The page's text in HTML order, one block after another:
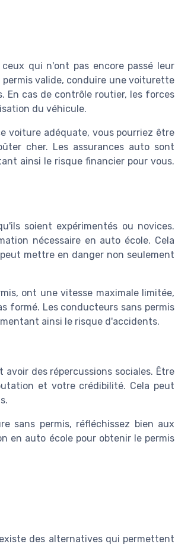
qui n'ont pas encore passé leur
valide, conduire une voiturette
En cas de contrôle routier, les forces
du véhicule.
voiture adéquate, vous pourriez être
cher. Les assurances auto sont
ainsi le risque financier pour vous.
soient expérimentés ou novices.
nécessaire en auto école. Cela
mettre en danger non seulement
ont une vitesse maximale limitée,
formé. Les conducteurs sans permis
ainsi le risque d'accidents.
des répercussions sociales. Être
et votre crédibilité. Cela peut
sans permis, réfléchissez bien aux
en auto école pour obtenir le permis
des alternatives qui permettent